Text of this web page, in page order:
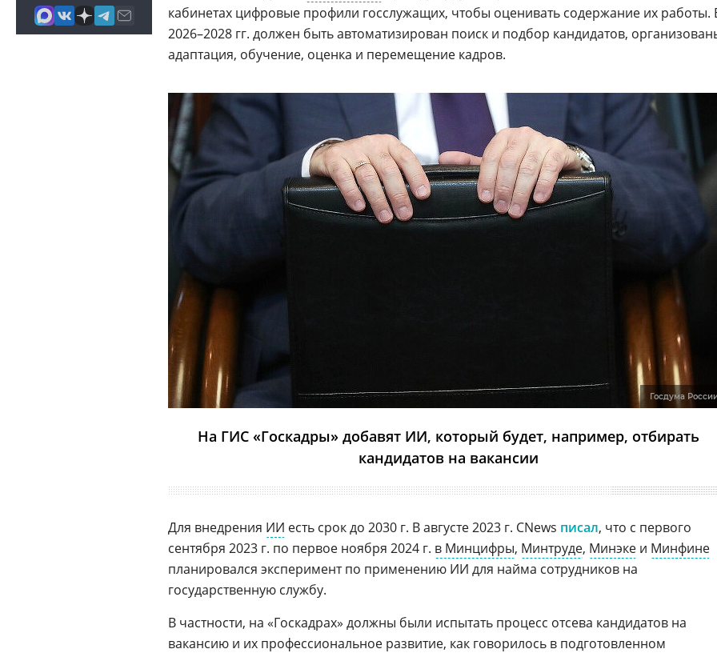
кабинетах цифровые профили госслужащих, чтобы оценивать содержание их работы.
2026–2028 гг. должен быть автоматизирован поиск и подбор кандидатов,
адаптация, обучение, оценка и перемещение кадров.
Госдума
На ГИС «Госкадры» добавят ИИ, который будет, например, отбирать
кандидатов на вакансии
Для внедрения ИИ есть срок до 2030 г. В августе 2023 г. CNews писал, что с первого
сентября 2023 г. по первое ноября 2024 г. в Минцифры, Минтруде, Минэке и Минфине
планировался эксперимент по применению ИИ для найма сотрудников на
государственную службу.
В частности, на «Госкадрах» должны были испытать процесс отсева кандидатов на
вакансию и их профессиональное развитие, как говорилось в подготовленном